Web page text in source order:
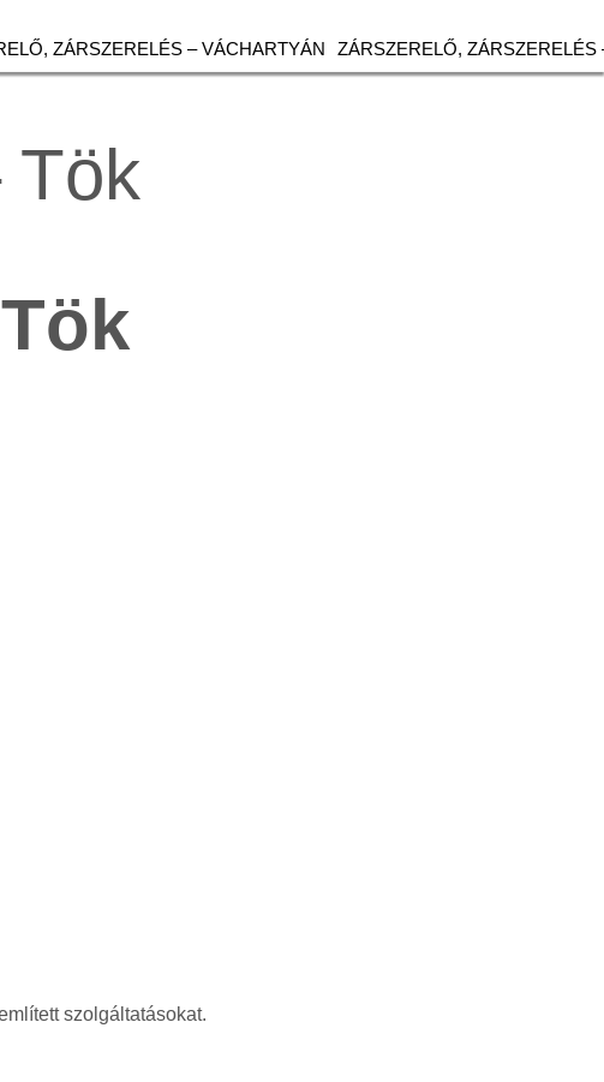
ZÁRSZERELÉS – VÁCHARTYÁN ZÁRSZERELŐ, ZÁRSZERELÉS
Tök
Tök
szolgáltatásokat.